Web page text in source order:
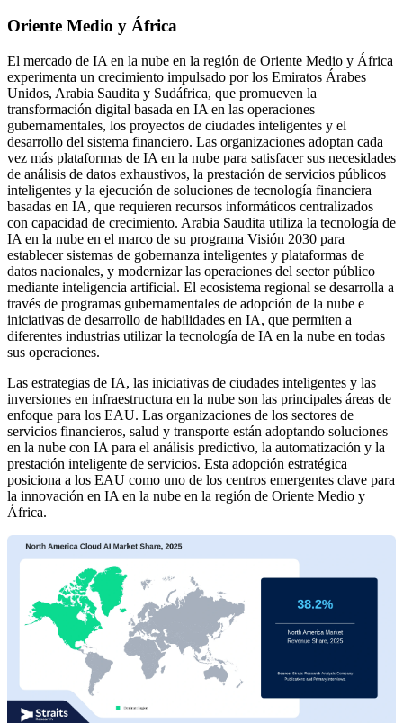
Oriente Medio y África
El mercado de IA en la nube en la región de Oriente Medio y África
experimenta un crecimiento impulsado por los Emiratos Árabes
Unidos, Arabia Saudita y Sudáfrica, que promueven la
transformación digital basada en IA en las operaciones
gubernamentales, los proyectos de ciudades inteligentes y el
desarrollo del sistema financiero. Las organizaciones adoptan cada
vez más plataformas de IA en la nube para satisfacer sus necesidades
de análisis de datos exhaustivos, la prestación de servicios públicos
inteligentes y la ejecución de soluciones de tecnología financiera
basadas en IA, que requieren recursos informáticos centralizados
con capacidad de crecimiento. Arabia Saudita utiliza la tecnología de
IA en la nube en el marco de su programa Visión 2030 para
establecer sistemas de gobernanza inteligentes y plataformas de
datos nacionales, y modernizar las operaciones del sector público
mediante inteligencia artificial. El ecosistema regional se desarrolla a
través de programas gubernamentales de adopción de la nube e
iniciativas de desarrollo de habilidades en IA, que permiten a
diferentes industrias utilizar la tecnología de IA en la nube en todas
sus operaciones.
Las estrategias de IA, las iniciativas de ciudades inteligentes y las
inversiones en infraestructura en la nube son las principales áreas de
enfoque para los EAU. Las organizaciones de los sectores de
servicios financieros, salud y transporte están adoptando soluciones
en la nube con IA para el análisis predictivo, la automatización y la
prestación inteligente de servicios. Esta adopción estratégica
posiciona a los EAU como uno de los centros emergentes clave para
la innovación en IA en la nube en la región de Oriente Medio y
África.